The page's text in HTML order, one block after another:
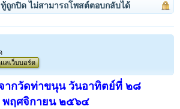
ถูกปิด ไม่สามารถโพสต์ตอบกลับได้
ลเว็บบอร์ด
จากวัดท่าขนุน วันอาทิตย์ที่ ๒๘
พฤศจิกายน ๒๕๖๔